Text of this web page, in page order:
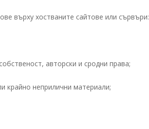
върху хостваните сайтове или сървъри:
авторски и сродни права;
крайно неприлични материали;